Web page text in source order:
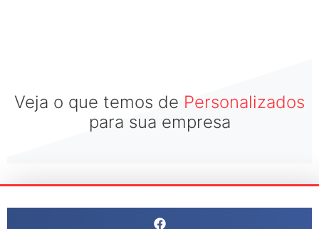
Veja o que temos de Personalizados
para sua empresa